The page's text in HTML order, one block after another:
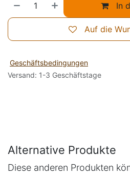
In
Auf die
Geschäftsbedingungen
Versand: 1-3 Geschäftstage
Alternative Produkte
Diese anderen Produkten